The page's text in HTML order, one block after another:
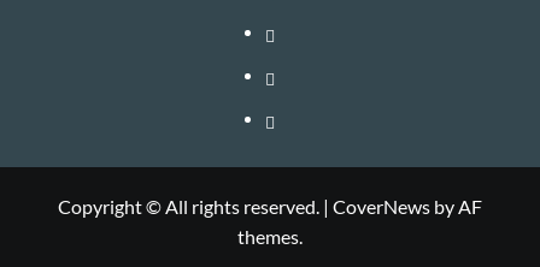
อัพเกรด
สู่
ระบบ
วิธี
ใช้
งาน
วิธี
สมัคร
อัพเกรด
ติดต่อ
BANNER
Copyright © All rights reserved. | CoverNews by AF
themes.